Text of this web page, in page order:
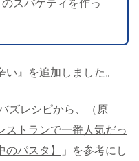
スパゲティを作っ
』を追加しました。
ズレシピから、（原
ストランで一番人気だっ
パスタ】
」を参考にし